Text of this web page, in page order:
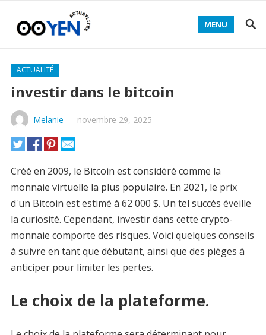
MENU
ACTUALITÉ
investir dans le bitcoin
Melanie — novembre 29, 2025
Créé en 2009, le Bitcoin est considéré comme la
monnaie virtuelle la plus populaire. En 2021, le prix
d'un Bitcoin est estimé à 62 000 $. Un tel succès éveille
la curiosité. Cependant, investir dans cette crypto-
monnaie comporte des risques. Voici quelques conseils
à suivre en tant que débutant, ainsi que des pièges à
anticiper pour limiter les pertes.
Le choix de la plateforme.